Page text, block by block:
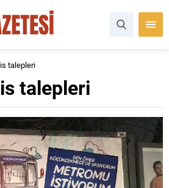
talepleri
talepleri